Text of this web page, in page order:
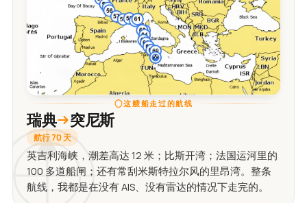
这艘船走过的航线
瑞典 突尼斯
航行 70 天
英吉利海峡，潮差高达 12 米；比斯开湾；法国运河里的
100 多道船闸；还有常刮米斯特拉尔风的里昂湾。整条
航线，我都是在没有 AIS、没有雷达的情况下走完的。